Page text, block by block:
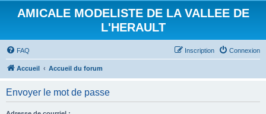
AMICALE MODELISTE DE LA VALLEE DE
L'HERAULT
FAQ Connexion
Inscription
Accueil Accueil du forum
Envoyer le mot de passe